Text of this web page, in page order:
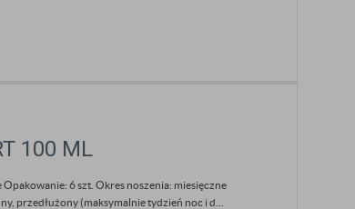
100 ML
6 szt. Okres noszenia: miesięczne
przedłużony (maksymalnie tydzień noc i d...